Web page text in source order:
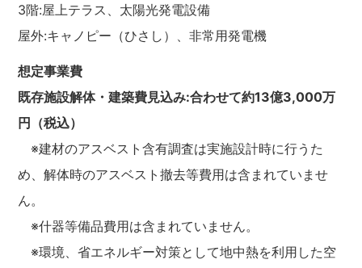
3階:屋上テラス、太陽光発電設備
屋外:キャノピー（ひさし）、非常用発電機
想定事業費
既存施設解体・建築費見込み:合わせて約13億3,000万
円（税込）
※建材のアスベスト含有調査は実施設計時に行うた
め、解体時のアスベスト撤去等費用は含まれていませ
ん。
※什器等備品費用は含まれていません。
※環境、省エネルギー対策として地中熱を利用した空